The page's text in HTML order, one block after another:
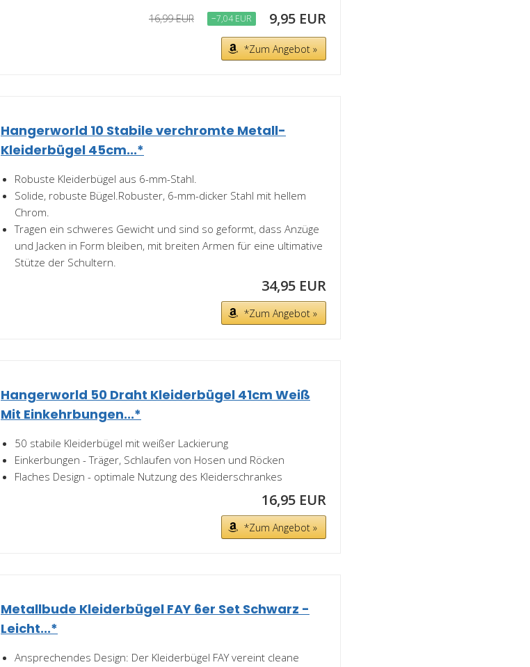
16,99 EUR −7,04 EUR 9,95 EUR
*Zum Angebot »
Hangerworld 10 Stabile verchromte Metall-
Kleiderbügel 45cm...*
Robuste Kleiderbügel aus 6-mm-Stahl.
Solide, robuste Bügel.Robuster, 6-mm-dicker Stahl mit hellem
Chrom.
Tragen ein schweres Gewicht und sind so geformt, dass Anzüge
und Jacken in Form bleiben, mit breiten Armen für eine ultimative
Stütze der Schultern.
34,95 EUR
*Zum Angebot »
Hangerworld 50 Draht Kleiderbügel 41cm Weiß
Mit Einkehrbungen...*
50 stabile Kleiderbügel mit weißer Lackierung
Einkerbungen - Träger, Schlaufen von Hosen und Röcken
Flaches Design - optimale Nutzung des Kleiderschrankes
16,95 EUR
*Zum Angebot »
Metallbude Kleiderbügel FAY 6er Set Schwarz -
Leicht...*
Ansprechendes Design: Der Kleiderbügel FAY vereint cleane